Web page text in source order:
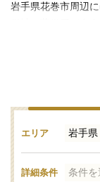
岩手県花巻市周辺
をお探しですか？
ど、手厚く真心の
選択することが大
社などをご覧くだ
満たした花巻市対
す。少しでもご不
慮なく、24時間
社を比較検討の際
エリア 岩手県
詳細条件 条件